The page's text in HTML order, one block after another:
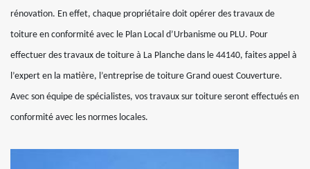
rénovation. En effet, chaque propriétaire doit opérer des travaux de
toiture en conformité avec le Plan Local d’Urbanisme ou PLU. Pour
effectuer des travaux de toiture à La Planche dans le 44140, faites appel à
l’expert en la matière, l’entreprise de toiture Grand ouest Couverture.
Avec son équipe de spécialistes, vos travaux sur toiture seront effectués en
conformité avec les normes locales.